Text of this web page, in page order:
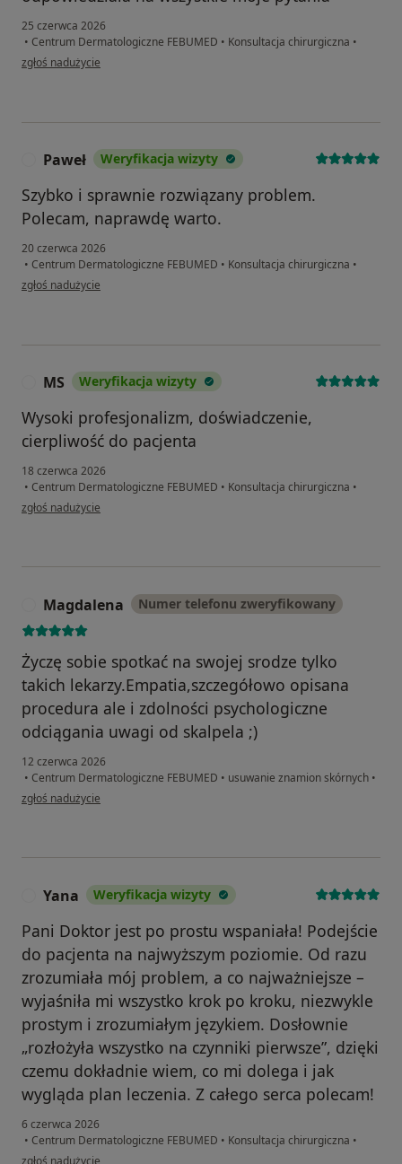
25 czerwca 2026
• Centrum Dermatologiczne FEBUMED • Konsultacja chirurgiczna •
w opinii użytkownika MICHAL
zgłoś nadużycie
Paweł Weryfikacja wizyty
Szybko i sprawnie rozwiązany problem.
Polecam, naprawdę warto.
20 czerwca 2026
• Centrum Dermatologiczne FEBUMED • Konsultacja chirurgiczna •
w opinii użytkownika Paweł
zgłoś nadużycie
MS Weryfikacja wizyty
Wysoki profesjonalizm, doświadczenie,
cierpliwość do pacjenta
18 czerwca 2026
• Centrum Dermatologiczne FEBUMED • Konsultacja chirurgiczna •
w opinii użytkownika MS
zgłoś nadużycie
Magdalena Numer telefonu zweryfikowany
Życzę sobie spotkać na swojej srodze tylko
takich lekarzy.Empatia,szczegółowo opisana
procedura ale i zdolności psychologiczne
odciągania uwagi od skalpela ;)
12 czerwca 2026
• Centrum Dermatologiczne FEBUMED • usuwanie znamion skórnych •
w opinii użytkownika Magdalena
zgłoś nadużycie
Yana Weryfikacja wizyty
Pani Doktor jest po prostu wspaniała! Podejście
do pacjenta na najwyższym poziomie. Od razu
zrozumiała mój problem, a co najważniejsze –
wyjaśniła mi wszystko krok po kroku, niezwykle
prostym i zrozumiałym językiem. Dosłownie
„rozłożyła wszystko na czynniki pierwsze”, dzięki
czemu dokładnie wiem, co mi dolega i jak
wygląda plan leczenia. Z całego serca polecam!
6 czerwca 2026
• Centrum Dermatologiczne FEBUMED • Konsultacja chirurgiczna •
w opinii użytkownika Yana
zgłoś nadużycie